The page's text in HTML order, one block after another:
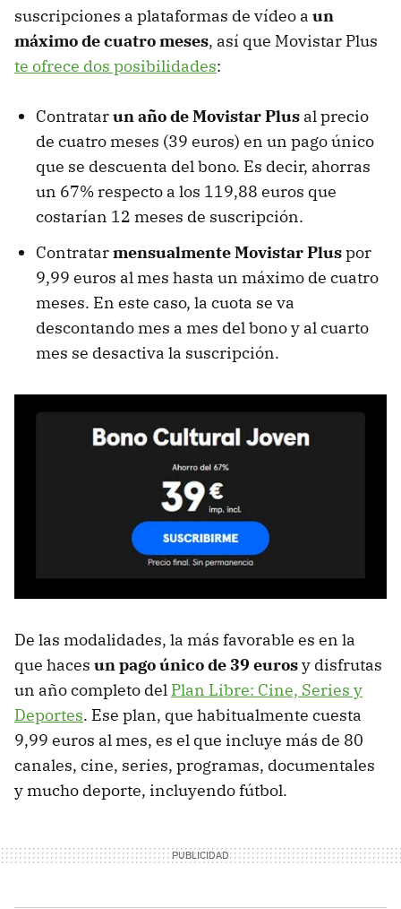
suscripciones a plataformas de vídeo a un
máximo de cuatro meses, así que Movistar Plus
te ofrece dos posibilidades:
Contratarun año de Movistar Plus al precio
de cuatro meses (39 euros) en un pago único
que se descuenta del bono. Es decir, ahorras
un 67% respecto a los 119,88 euros que
costarían 12 meses de suscripción.
Contratarmensualmente Movistar Pluspor
9,99 euros al mes hasta un máximo de cuatro
meses. En este caso, la cuota se va
descontando mes a mes del bono y al cuarto
mes se desactiva la suscripción.
De las modalidades, la más favorable es en la
que haces un pago único de 39 eurosy disfrutas
un año completo del Plan Libre: Cine, Series y
Deportes. Ese plan, que habitualmente cuesta
9,99 euros al mes, es el que incluye más de 80
canales, cine, series, programas, documentales
y mucho deporte, incluyendo fútbol.